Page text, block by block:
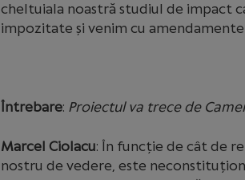
cheltuiala noastră studiul de impact
impozitate și venim cu
Întrebare: Proiectul va trece de
Marcel Ciolacu: În funcție de cât de
nostru de vedere, este